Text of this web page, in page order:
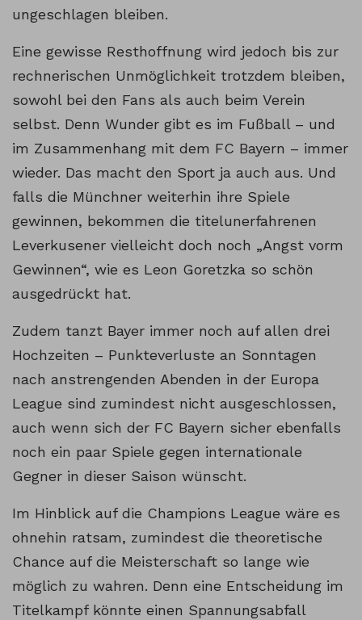
ungeschlagen bleiben.
Eine gewisse Resthoffnung wird jedoch bis zur
rechnerischen Unmöglichkeit trotzdem bleiben,
sowohl bei den Fans als auch beim Verein
selbst. Denn Wunder gibt es im Fußball – und
im Zusammenhang mit dem FC Bayern – immer
wieder. Das macht den Sport ja auch aus. Und
falls die Münchner weiterhin ihre Spiele
gewinnen, bekommen die titelunerfahrenen
Leverkusener vielleicht doch noch „Angst vorm
Gewinnen“, wie es Leon Goretzka so schön
ausgedrückt hat.
Zudem tanzt Bayer immer noch auf allen drei
Hochzeiten – Punkteverluste an Sonntagen
nach anstrengenden Abenden in der Europa
League sind zumindest nicht ausgeschlossen,
auch wenn sich der FC Bayern sicher ebenfalls
noch ein paar Spiele gegen internationale
Gegner in dieser Saison wünscht.
Im Hinblick auf die Champions League wäre es
ohnehin ratsam, zumindest die theoretische
Chance auf die Meisterschaft so lange wie
möglich zu wahren. Denn eine Entscheidung im
Titelkampf könnte einen Spannungsabfall